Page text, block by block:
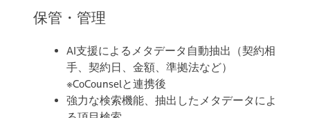
保管・管理
AI支援によるメタデータ自動抽出（契約相
手、契約日、金額、準拠法など）
※CoCounselと連携後
強力な検索機能、抽出したメタデータによ